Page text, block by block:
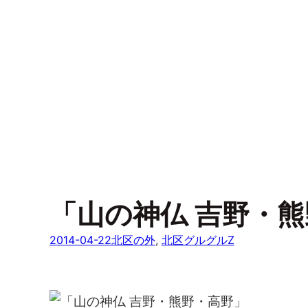
「山の神仏 吉野・
2014-04-22北区の外, 北区グルグルZ